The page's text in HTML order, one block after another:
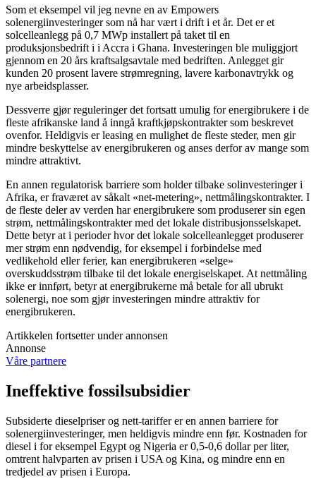
Som et eksempel vil jeg nevne en av Empowers
solenergiinvesteringer som nå har vært i drift i et år. Det er et
solcelleanlegg på 0,7 MWp installert på taket til en
produksjonsbedrift i i Accra i Ghana. Investeringen ble muliggjort
gjennom en 20 års kraftsalgsavtale med bedriften. Anlegget gir
kunden 20 prosent lavere strømregning, lavere karbonavtrykk og
nye arbeidsplasser.
Dessverre gjør reguleringer det fortsatt umulig for energibrukere i de
fleste afrikanske land å inngå kraftkjøpskontrakter som beskrevet
ovenfor. Heldigvis er leasing en mulighet de fleste steder, men gir
mindre beskyttelse av energibrukeren og anses derfor av mange som
mindre attraktivt.
En annen regulatorisk barriere som holder tilbake solinvesteringer i
Afrika, er fraværet av såkalt «net-metering», nettmålingskontrakter. I
de fleste deler av verden har energibrukere som produserer sin egen
strøm, nettmålingskontrakter med det lokale distribusjonsselskapet.
Dette betyr at i perioder hvor det lokale solcelleanlegget produserer
mer strøm enn nødvendig, for eksempel i forbindelse med
vedlikehold eller ferier, kan energibrukeren «selge»
overskuddsstrøm tilbake til det lokale energiselskapet. At nettmåling
ikke er innført, betyr at energibrukerne må betale for all ubrukt
solenergi, noe som gjør investeringen mindre attraktiv for
energibrukeren.
Artikkelen fortsetter under annonsen
Annonse
Våre partnere
Ineffektive fossilsubsidier
Subsiderte dieselpriser og nett-tariffer er en annen barriere for
solenergiinvesteringer, men heldigvis mindre enn før. Kostnaden for
diesel i for eksempel Egypt og Nigeria er 0,5-0,6 dollar per liter,
omtrent halvparten av prisen i USA og Kina, og mindre enn en
tredjedel av prisen i Europa.